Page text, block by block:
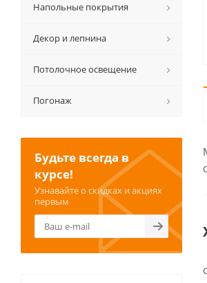
Напольные покрытия
Декор и лепнина
Потолочное освещение
Погонаж
Будьте всегда в
курсе!
Узнавайте о скидках и акциях
первым